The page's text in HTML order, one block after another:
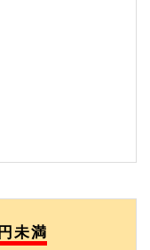
未満